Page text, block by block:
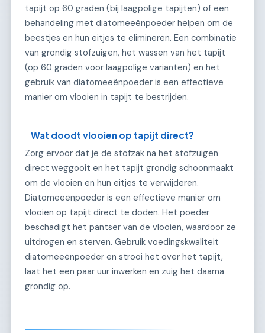
tapijt op 60 graden (bij laagpolige tapijten) of een
behandeling met diatomeeënpoeder helpen om de
beestjes en hun eitjes te elimineren. Een combinatie
van grondig stofzuigen, het wassen van het tapijt
(op 60 graden voor laagpolige varianten) en het
gebruik van diatomeeënpoeder is een effectieve
manier om vlooien in tapijt te bestrijden.
Wat doodt vlooien op tapijt direct?
Zorg ervoor dat je de stofzak na het stofzuigen
direct weggooit en het tapijt grondig schoonmaakt
om de vlooien en hun eitjes te verwijderen.
Diatomeeënpoeder is een effectieve manier om
vlooien op tapijt direct te doden. Het poeder
beschadigt het pantser van de vlooien, waardoor ze
uitdrogen en sterven. Gebruik voedingskwaliteit
diatomeeënpoeder en strooi het over het tapijt,
laat het een paar uur inwerken en zuig het daarna
grondig op.